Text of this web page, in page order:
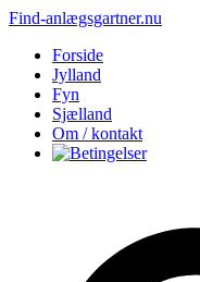
Find-anlægsgartner.nu
Forside
Jylland
Fyn
Sjælland
Om / kontakt